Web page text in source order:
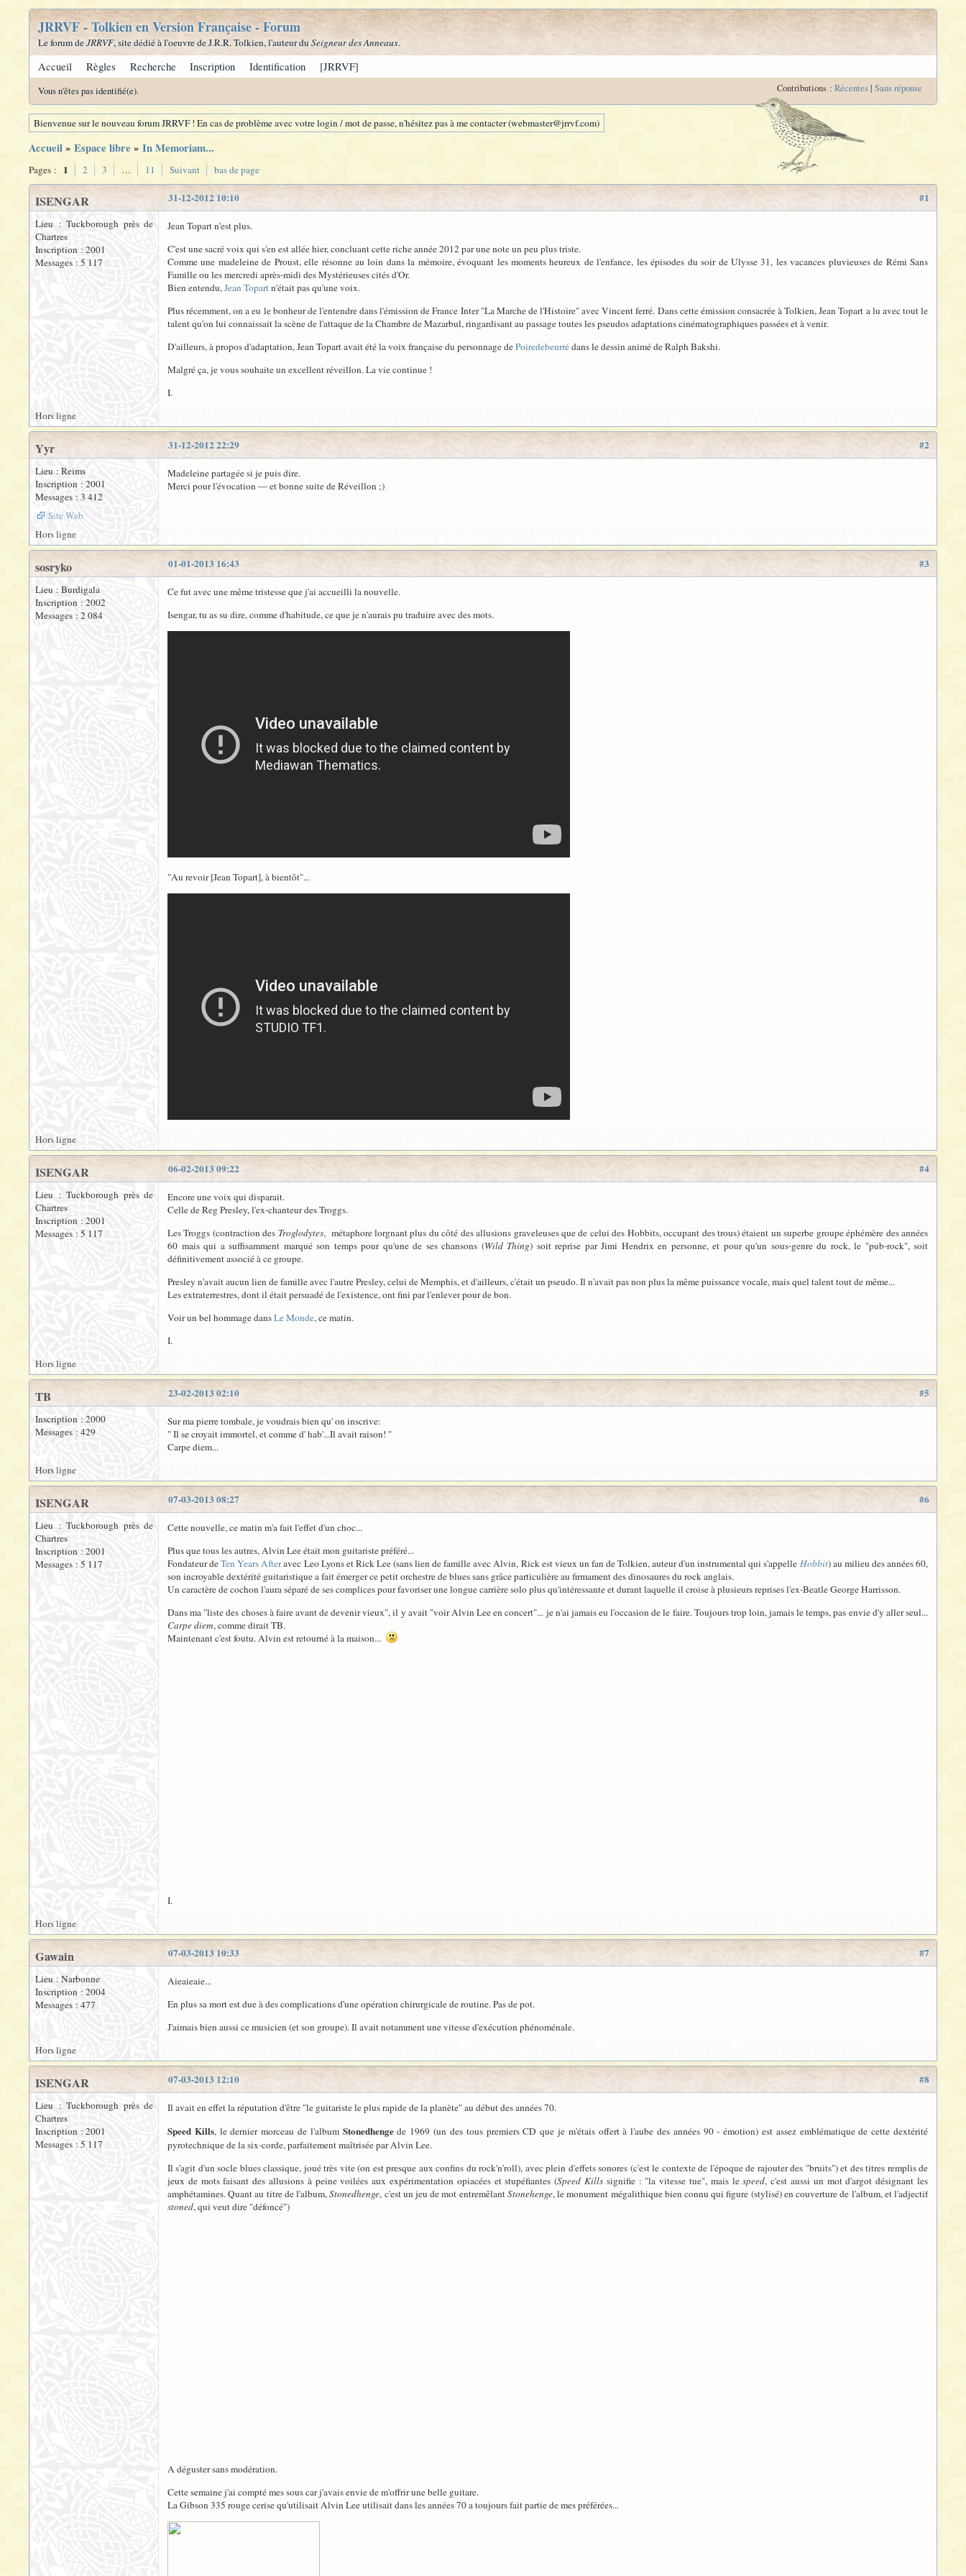
JRRVF - Tolkien en Version Française - Forum
Le forum deJRRVF, site dédié à l'oeuvre de J.R.R. Tolkien, l'auteur du Seigneur des Anneaux.
Accueil Règles Recherche Inscription Identification [JRRVF]
Vous n'êtes pas identifié(e). Contributions : Récentes| Sans réponse
Bienvenue sur le nouveau forum JRRVF ! En cas de problème avec votre login / mot de passe, n'hésitez pas à me contacter (webmaster@jrrvf.com)
Accueil» Espace libre » In Memoriam...
Pages : 1 2 3 … 11 Suivant bas de page
#1
31-12-2012 10:10
ISENGAR
Lieu : Tuckborough près de
Chartres
Inscription : 2001
Messages : 5 117
Jean Topart n'est plus.
C'est une sacré voix qui s'en est allée hier, concluant cette riche année 2012 par une note un peu plus triste.
Comme une madeleine de Proust, elle résonne au loin dans la mémoire, évoquant les moments heureux de l'enfance, les épisodes du soir de Ulysse 31, les vacances pluvieuses de Rémi Sans
Famille ou les mercredi après-midi des Mystérieuses cités d'Or.
Bien entendu,Jean Topartn'était pas qu'une voix.
Plus récemment, on a eu le bonheur de l'entendre dans l'émission de France Inter "La Marche de l'Histoire" avec Vincent ferré. Dans cette émission consacrée à Tolkien, Jean Topart a lu avec tout le
talent qu'on lui connaissait la scène de l'attaque de la Chambre de Mazarbul, ringardisant au passage toutes les pseudos adaptations cinématographiques passées et à venir.
D'ailleurs, à propos d'adaptation, Jean Topart avait été la voix française du personnage dePoiredebeurrédans le dessin animé de Ralph Bakshi.
Malgré ça, je vous souhaite un excellent réveillon. La vie continue !
I.
Hors ligne
#2
31-12-2012 22:29
Yyr
Lieu : Reims
Inscription : 2001
Messages : 3 412
Site Web
Madeleine partagée si je puis dire.
Merci pour l'évocation — et bonne suite de Réveillon ;)
Hors ligne
#3
01-01-2013 16:43
sosryko
Lieu : Burdigala
Inscription : 2002
Messages : 2 084
Ce fut avec une même tristesse que j'ai accueilli la nouvelle.
Isengar, tu as su dire, comme d'habitude, ce que je n'aurais pu traduire avec des mots.
"Au revoir [Jean Topart], à bientôt"...
Hors ligne
#4
06-02-2013 09:22
ISENGAR
Lieu : Tuckborough près de
Chartres
Inscription : 2001
Messages : 5 117
Encore une voix qui disparait.
Celle de Reg Presley, l'ex-chanteur des Troggs.
Les Troggs (contraction des Troglodytes, métaphore lorgnant plus du côté des allusions graveleuses que de celui des Hobbits, occupant des trous) étaient un superbe groupe éphémère des années
60 mais qui a suffisamment marqué son temps pour qu'une de ses chansons (Wild Thing) soit reprise par Jimi Hendrix en personne, et pour qu'un sous-genre du rock, le "pub-rock", soit
définitivement associé à ce groupe.
Presley n'avait aucun lien de famille avec l'autre Presley, celui de Memphis, et d'ailleurs, c'était un pseudo. Il n'avait pas non plus la même puissance vocale, mais quel talent tout de même...
Les extraterrestres, dont il était persuadé de l'existence, ont fini par l'enlever pour de bon.
Voir un bel hommage dansLe Monde, ce matin.
I.
Hors ligne
#5
23-02-2013 02:10
TB
Inscription : 2000
Messages : 429
Sur ma pierre tombale, je voudrais bien qu' on inscrive:
" Il se croyait immortel, et comme d' hab'...Il avait raison! "
Carpe diem...
Hors ligne
#6
07-03-2013 08:27
ISENGAR
Lieu : Tuckborough près de
Chartres
Inscription : 2001
Messages : 5 117
Cette nouvelle, ce matin m'a fait l'effet d'un choc...
Plus que tous les autres, Alvin Lee était mon guitariste préféré...
Fondateur deTen Years Afteravec Leo Lyons et Rick Lee (sans lien de famille avec Alvin, Rick est vieux un fan de Tolkien, auteur d'un instrumental qui s'appelle Hobbit) au milieu des années 60,
son incroyable dextérité guitaristique a fait émerger ce petit orchestre de blues sans grâce particulière au firmament des dinosaures du rock anglais.
Un caractère de cochon l'aura séparé de ses complices pour favoriser une longue carrière solo plus qu'intéressante et durant laquelle il croise à plusieurs reprises l'ex-Beatle George Harrisson.
Dans ma "liste des choses à faire avant de devenir vieux", il y avait "voir Alvin Lee en concert"... je n'ai jamais eu l'occasion de le faire. Toujours trop loin, jamais le temps, pas envie d'y aller seul...
Carpe diem, comme dirait TB.
Maintenant c'est foutu. Alvin est retourné à la maison...
I.
Hors ligne
#7
07-03-2013 10:33
Gawain
Lieu : Narbonne
Inscription : 2004
Messages : 477
Aieaieaie...
En plus sa mort est due à des complications d'une opération chirurgicale de routine. Pas de pot.
J'aimais bien aussi ce musicien (et son groupe). Il avait notamment une vitesse d'exécution phénoménale.
Hors ligne
#8
07-03-2013 12:10
ISENGAR
Lieu : Tuckborough près de
Chartres
Inscription : 2001
Messages : 5 117
Il avait en effet la réputation d'être "le guitariste le plus rapide de la planète" au début des années 70.
Speed Kills, le dernier morceau de l'album Stonedhengede 1969 (un des tous premiers CD que je m'étais offert à l'aube des années 90 - émotion) est assez emblématique de cette dextérité
pyrotechnique de la six-corde, parfaitement maîtrisée par Alvin Lee.
Il s'agit d'un socle blues classique, joué très vite (on est presque aux confins du rock'n'roll), avec plein d'effets sonores (c'est le contexte de l'époque de rajouter des "bruits") et des titres remplis de
jeux de mots faisant des allusions à peine voilées aux expérimentation opiacées et stupéfiantes (Speed Kills signifie : "la vitesse tue", mais lespeed, c'est aussi un mot d'argot désignant les
amphétamines. Quant au titre de l'album,Stonedhenge, c'est un jeu de mot entremêlantStonehenge, le monument mégalithique bien connu qui figure (stylisé) en couverture de l'album, et l'adjectif
stoned, qui veut dire "défoncé")
A déguster sans modération.
Cette semaine j'ai compté mes sous car j'avais envie de m'offrir une belle guitare.
La Gibson 335 rouge cerise qu'utilisait Alvin Lee utilisait dans les années 70 a toujours fait partie de mes préférées...